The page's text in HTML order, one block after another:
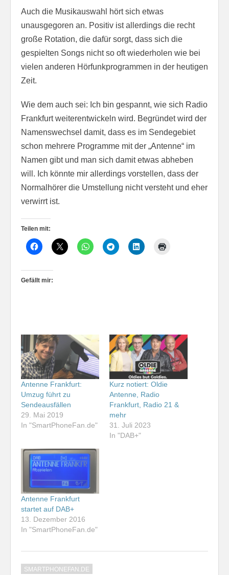
Auch die Musikauswahl hört sich etwas
unausgegoren an. Positiv ist allerdings die recht
große Rotation, die dafür sorgt, dass sich die
gespielten Songs nicht so oft wiederholen wie bei
vielen anderen Hörfunkprogrammen in der heutigen
Zeit.
Wie dem auch sei: Ich bin gespannt, wie sich Radio
Frankfurt weiterentwickeln wird. Begründet wird der
Namenswechsel damit, dass es im Sendegebiet
schon mehrere Programme mit der „Antenne“ im
Namen gibt und man sich damit etwas abheben
will. Ich könnte mir allerdings vorstellen, dass der
Normalhörer die Umstellung nicht versteht und eher
verwirrt ist.
Teilen mit:
Gefällt mir:
Antenne Frankfurt:
Umzug führt zu
Sendeausfällen
29. Mai 2019
In "SmartPhoneFan.de"
Kurz notiert: Oldie
Antenne, Radio
Frankfurt, Radio 21 &
mehr
31. Juli 2023
In "DAB+"
Antenne Frankfurt
startet auf DAB+
13. Dezember 2016
In "SmartPhoneFan.de"
SMARTPHONEFAN.DE